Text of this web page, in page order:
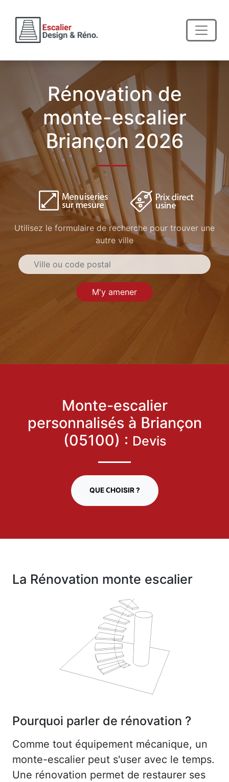
Rénovation de
monte-escalier
Briançon 2026
Utilisez le formulaire de recherche pour trouver une
autre ville
M'y amener
Monte-escalier
personnalisés à Briançon
(05100) : Devis
QUE CHOISIR ?
La Rénovation monte escalier
Pourquoi parler de rénovation ?
Comme tout équipement mécanique, un
monte-escalier peut s'user avec le temps.
Une rénovation permet de restaurer ses